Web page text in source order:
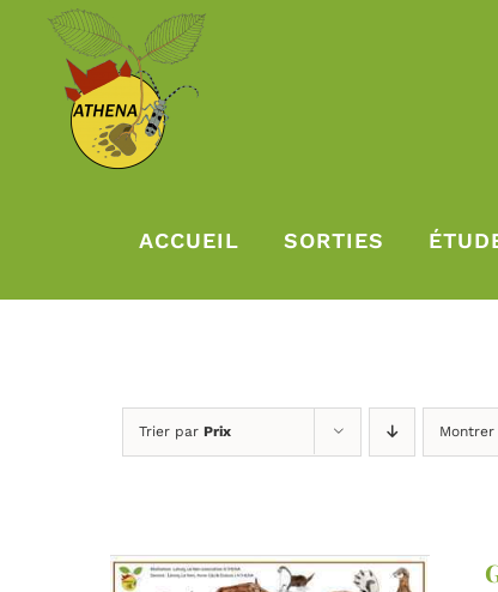
Passer
contenu
ACCUEIL SORTIES
Trier par Prix Montrer